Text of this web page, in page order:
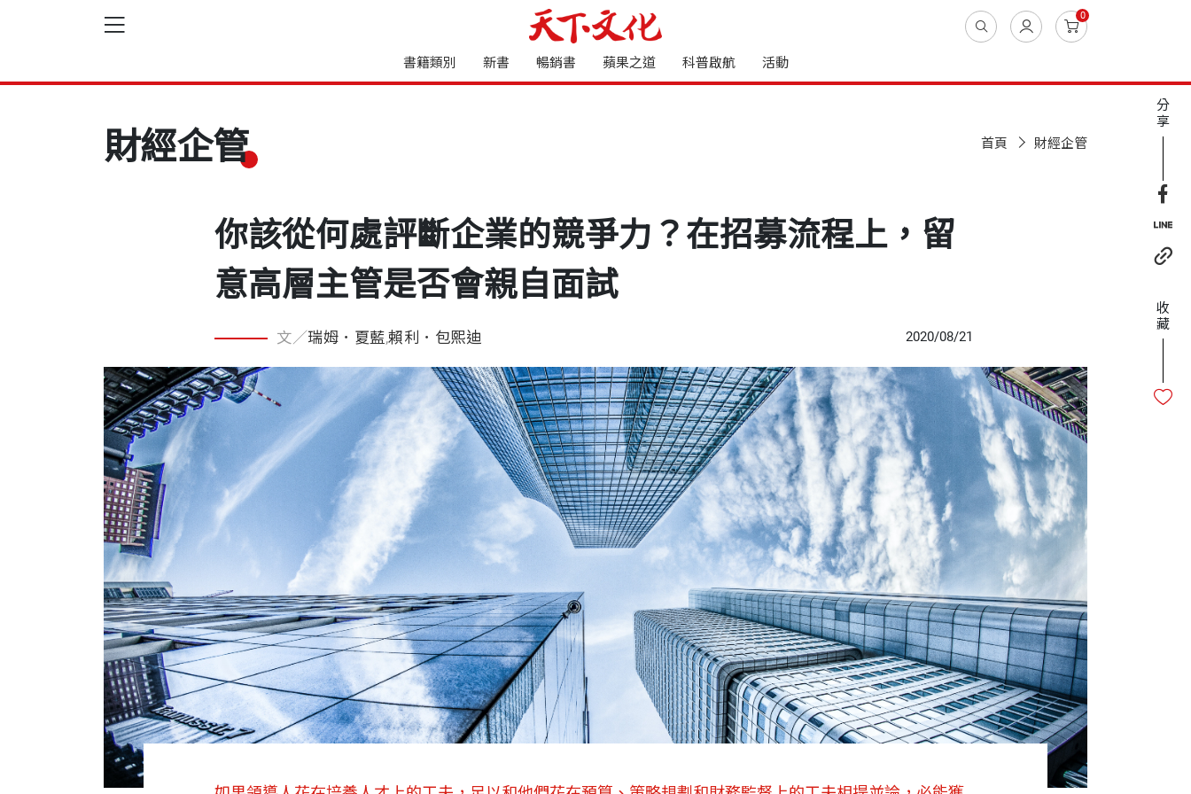
0
書籍類別 新書 暢銷書 蘋果之道 科普啟航 活動
財經企管 首頁 財經企管
你該從何處評斷企業的競爭力？在招募流程上，留
意高層主管是否會親自面試
文／瑞姆．夏藍,賴利．包熙迪 2020/08/21
分
享
收
藏